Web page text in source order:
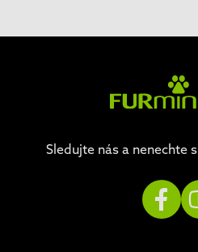
Sledujte nás a nenechte